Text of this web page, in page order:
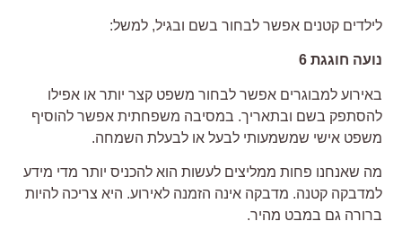
לילדים קטנים אפשר לבחור בשם ובגיל, למשל:
נועה חוגגת 6
באירוע למבוגרים אפשר לבחור משפט קצר יותר או אפילו
להסתפק בשם ובתאריך. במסיבה משפחתית אפשר להוסיף
משפט אישי שמשמעותי לבעל או לבעלת השמחה.
מה שאנחנו פחות ממליצים לעשות הוא להכניס יותר מדי מידע
למדבקה קטנה. מדבקה אינה הזמנה לאירוע. היא צריכה להיות
ברורה גם במבט מהיר.